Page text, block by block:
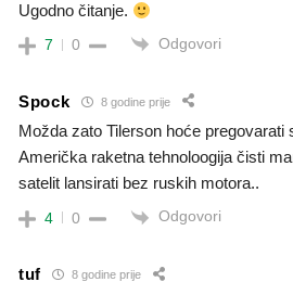
Ugodno čitanje.
7 0 Odgovori
Spock 8 godine prije
Možda zato Tilerson hoće pregovarati
Američka raketna tehnoloogija čisti
satelit lansirati bez ruskih motora..
4 0 Odgovori
tuf 8 godine prije